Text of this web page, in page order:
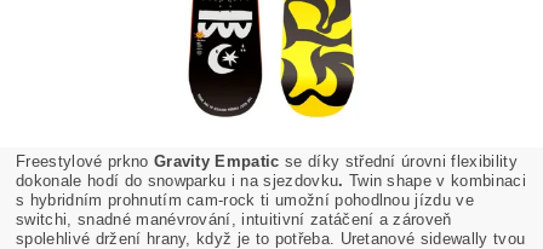
Freestylové prkno Gravity Empatic se díky střední úrovni flexibility
dokonale hodí do snowparku i na sjezdovku. Twin shape v kombinaci
s hybridním prohnutím cam-rock ti umožní pohodlnou jízdu ve
switchi, snadné manévrování, intuitivní zatáčení a zároveň
spolehlivé držení hrany, když je to potřeba. Uretanové sidewally tvou